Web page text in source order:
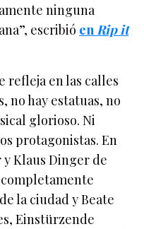
ninguna
escribió en Rip it
refleja en las calles
no hay estatuas, no
glorioso. Ni
protagonistas. En
Klaus Dinger de
la ciudad y Beate
Einstürzende